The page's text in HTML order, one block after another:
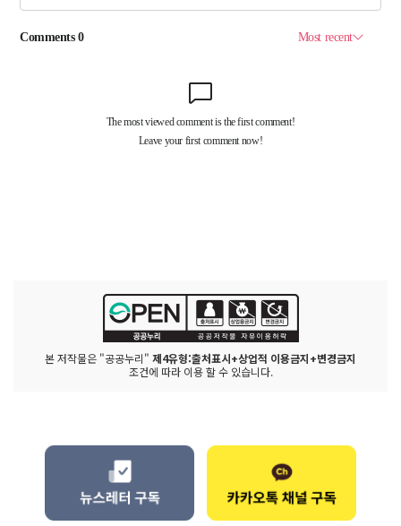
본 저작물은 "공공누리" 제4유형:출처표시+상업적 이용금지+변경금지
조건에 따라 이용 할 수 있습니다.